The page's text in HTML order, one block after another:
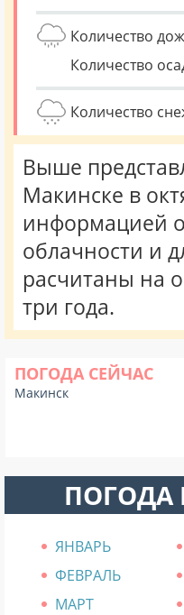
Количество
Количество
Количество
Выше
Макинске в
информацией о
облачности и
расчитаны на
три года.
ПОГОДА СЕЙЧАС
Макинск
ПОГОДА
ЯНВАРЬ
ФЕВРАЛЬ
МАРТ